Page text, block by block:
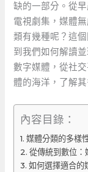
缺的一部分。從
電視劇集，媒體
類有幾種呢？這
到我們如何解讀
數字媒體，從社
體的海洋，了解
內容目錄：
媒體分類的多樣
從傳統到數位：
如何選擇適合的